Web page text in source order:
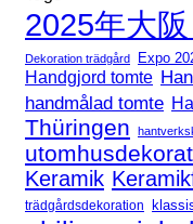
2025年大
Dekoration trädgård Expo
Handgjord tomte
handmålad tomte
Thüringen
Keramik
trädgårdsdekoration